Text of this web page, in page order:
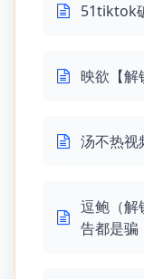
51tiktok
映欲【解
汤不热视
逗鲍（解
告都是骗